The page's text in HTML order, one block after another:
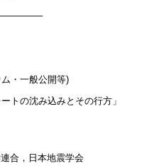
・一般公開等)
トの沈み込みとその行方」
合，日本地震学会